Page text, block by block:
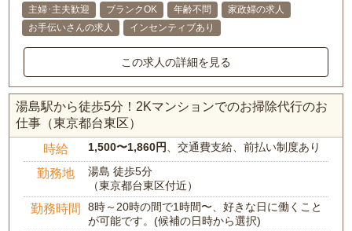
主婦･主夫歓迎 ブランクOK 年齢不問
家政婦の求人
お手伝いさんの求人
インセンティブあり
この求人の詳細を見る
湯島駅から徒歩5分！2Kマンションでのお掃除代行のお
仕事（東京都台東区）
時給 1,500〜1,860円、交通費支給、前払い制度あり
勤務地
湯島 徒歩5分
（東京都台東区付近）
勤務時間
8時～20時の間で1時間〜、好きな日に働くこと
が可能です。(候補の日時から選択)